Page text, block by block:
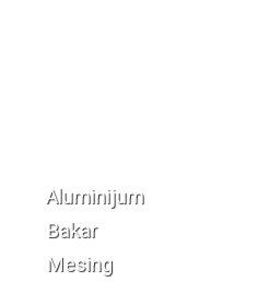
Aluminijum
Bakar
Mesing